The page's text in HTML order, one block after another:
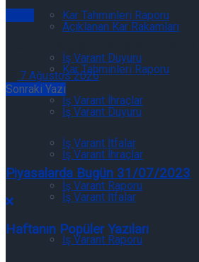
Kar Tahminleri Raporu
İş Varant Duyuru
İş Varant İhraçlar
İş Varant İtfalar
İş Varant Raporu
Açıklanan Kar Rakamları
Kar Tahminleri Raporu
İş Varant Duyuru
İş Varant İhraçlar
İş Varant İtfalar
İş Varant Raporu
7 Ağustos 2026
Sonraki Yazı
Piyasalarda Bugün 31/07/2023
Haftanın Popüler Yazıları